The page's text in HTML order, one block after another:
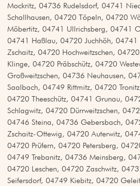
Mockritz, 04736 Rudelsdorf, 04741
Schallhausen, 04720 Töpeln, 04720
Möbertitz, 04741 Ullrichsberg, 04741
04741 Haßlau, 04720 Juchhöh,
Zschaitz, 04720 Hochweitzschen,
Klinge, 04720 Präbschütz, 04720
Großweitzschen, 04736 Neuhausen,
Saalbach, 04749 Rittmitz, 04720
04720 Theeschütz, 04741 Grunau,
Schlagwitz, 04720 Dürrweitzschen,
04746 Steina, 04736 Gebersbach,
Zschaitz-Ottewig, 04720 Auterwitz,
04720 Prüfern, 04720 Petersberg,
04749 Trebanitz, 04736 Meinsberg,
04720 Leschen, 04720 Zaschwitz,
Seifersdorf, 04749 Kiebitz, 04720